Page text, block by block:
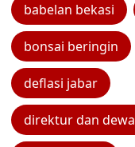
babelan bekasi
bonsai beringin
deflasi jabar
direktur dan